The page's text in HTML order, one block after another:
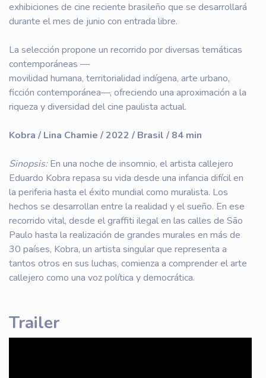
exhibiciones de cine reciente brasileño que se desarrollará
durante el mes de junio con entrada libre.
La selección propone un recorrido por diversas temáticas
contemporáneas —
movilidad humana, territorialidad indígena, arte urbano,
ficción contemporánea—, ofreciendo una aproximación a la
riqueza y diversidad del cine paulista actual.
Kobra / Lina Chamie / 2022 / Brasil / 84 min
Sinopsis:En una noche de insomnio, el artista callejero
Eduardo Kobra repasa su vida desde una infancia difícil en
la periferia hasta el éxito mundial como muralista. Los
hechos se desarrollan entre la realidad y el sueño. En ese
recorrido vital, desde el graffiti ilegal en las calles de São
Paulo hasta la realización de grandes murales en más de
30 países, Kobra, un artista singular que representa a
tantos otros en sus luchas, comienza a comprender el arte
callejero como una voz política y democrática.
Trailer